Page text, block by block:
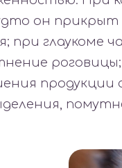
он
при глаукоме
роговицы;
продукции